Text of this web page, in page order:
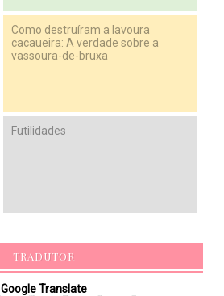
Como destruíram a lavoura
cacaueira: A verdade sobre a
vassoura-de-bruxa
Futilidades
TRADUTOR
Google Translate